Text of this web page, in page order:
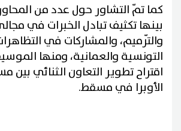
كما تمّ التشاور حول عدد من
بينها تكثيف تبادل الخبرات في
والتّرميم، والمشاركات في
التونسية والعمانية، ومنها
اقتراح تطوير التعاون الثنائي بين
الأوبرا في مسقط.